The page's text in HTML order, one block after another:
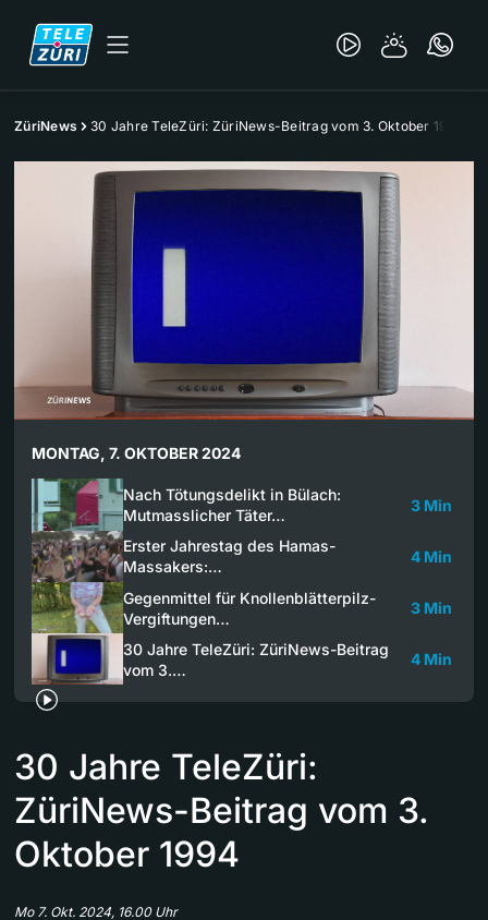
ZüriNews 30 Jahre TeleZüri: ZüriNews-Beitrag vom 3. Oktober 1994
MONTAG, 7. OKTOBER 2024
Nach Tötungsdelikt in Bülach:
Mutmasslicher Täter…
3 Min
Erster Jahrestag des Hamas-
Massakers:…
4 Min
Gegenmittel für Knollenblätterpilz-
Vergiftungen…
3 Min
30 Jahre TeleZüri: ZüriNews-Beitrag
vom 3.…
4 Min
30 Jahre TeleZüri:
ZüriNews-Beitrag vom 3.
Oktober 1994
Mo 7. Okt. 2024, 16.00 Uhr